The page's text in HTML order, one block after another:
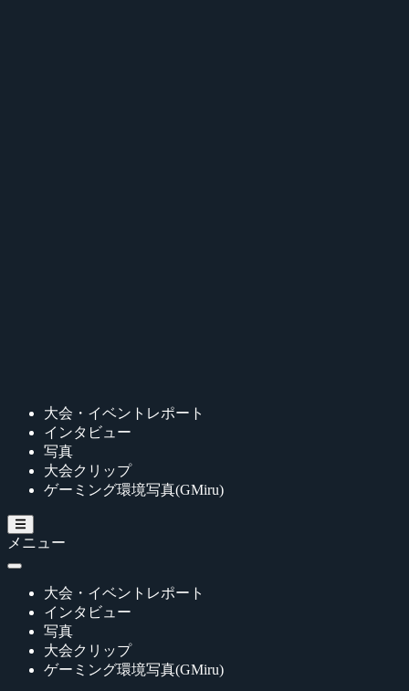
大会・イベントレポート
インタビュー
写真
大会クリップ
ゲーミング環境写真(GMiru)
メニュー
大会・イベントレポート
インタビュー
写真
大会クリップ
ゲーミング環境写真(GMiru)